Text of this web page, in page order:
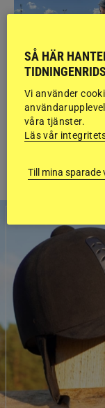
PONNYPAPPAN
Ponnypappan:
SÅ HÄR
Vi använder
våra tjänster.
Läs vår
Till mina sparade